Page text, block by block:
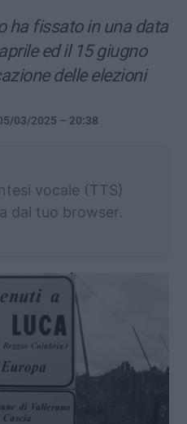
ha fissato in una data
ed il 15 giugno
delle elezioni
03/2025 – 20:38
vocale (TTS)
dal tuo browser.